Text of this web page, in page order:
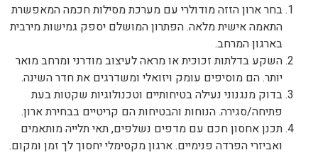
בחר ארון הזזה מודולרי עם מערכת מסילות חכמה המאפשרת
התאמה אישית מלאה. הפתרון המושלם יספק גמישות מירבית
בארגון המרחב.
השקע בדלתות זכוכית או מראה לעיצוב מודרני ומרחב מואר
יותר. הם מוסיפים עומק ויזואלי ומשדרגים את חדר השינה.
בדוק מנגנוני נעילה בטיחותיים וטכנולוגיות שקטות בעת
פתיחה/סגירה. הנוחות והבטיחות הם קריטיים בבחירת ארון.
תכנן אחסון חכם עם מדפים נשלפים, תאי תלייה מותאמים
ואביזרי הפרדה פנימיים. ארגון מקסימלי יחסוך לך זמן ומקום.